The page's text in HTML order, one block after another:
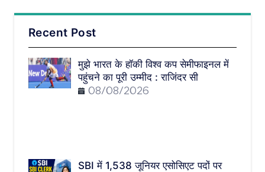
Recent Post
मुझे भारत के हॉकी विश्व कप सेमीफाइनल में
पहुंचने का पूरी उम्मीद : राजिंदर सी
08/08/2026
SBI में 1,538 जूनियर एसोसिएट पदों पर